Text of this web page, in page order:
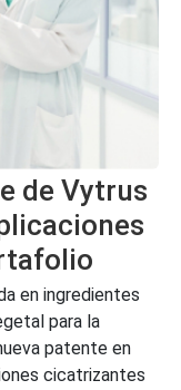
de Vytrus
en ingredientes
para la
patente en
cicatrizantes